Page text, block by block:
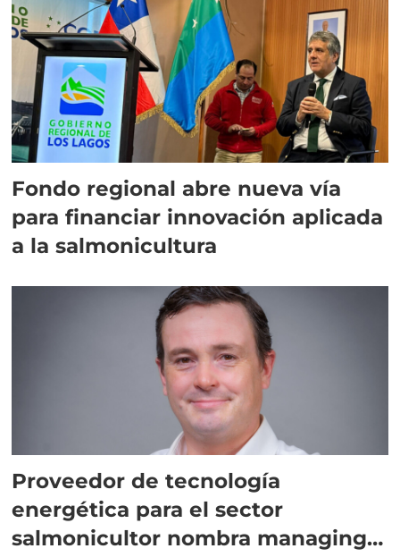
Fondo regional abre nueva vía
para financiar innovación aplicada
a la salmonicultura
Proveedor de tecnología
energética para el sector
salmonicultor nombra managing